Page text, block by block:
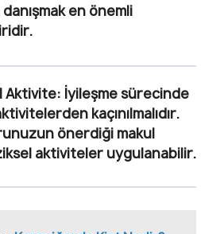
en önemli
Aktivite: İyileşme sürecinde
kaçınılmalıdır.
önerdiği makul
aktiviteler uygulanabilir.